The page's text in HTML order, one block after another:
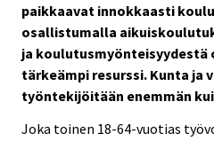
paikkaavat innokkaasti
osallistumalla
ja
tärkeämpi resurssi. Kunta
työntekijöitään enemmän
Joka toinen 18-64-vuotias